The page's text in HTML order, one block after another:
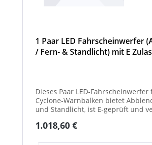
1 Paar LED Fahrscheinwerfer
/ Fern- & Standlicht) mit E
Dieses Paar LED-
Cyclone-Warnbalken bietet
und Standlicht, ist E-geprüft und
Einsatz im Winterdienst.
Regulärer Preis:
1.018,60 €